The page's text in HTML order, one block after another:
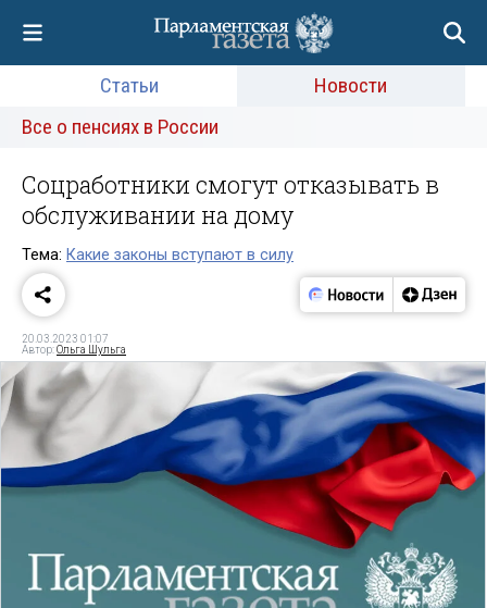
Статьи
Новости
Все о пенсиях в России
Соцработники смогут отказывать в
обслуживании на дому
Тема: Какие законы вступают в силу
20.03.2023 01:07
Автор:Ольга Шульга